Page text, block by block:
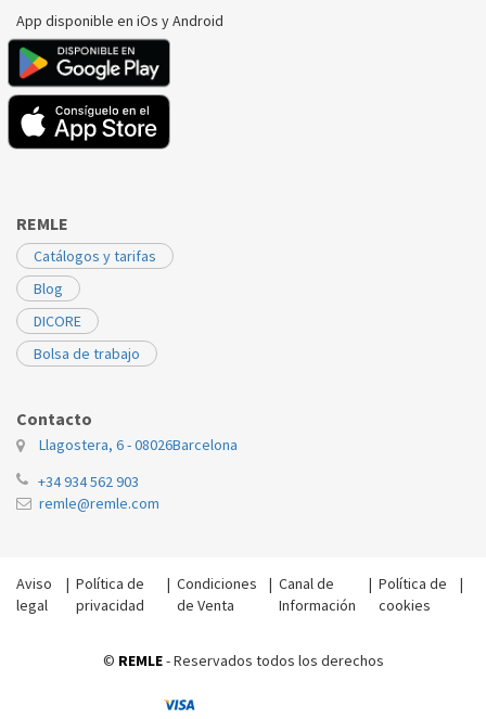
App disponible en iOs y Android
REMLE
Catálogos y tarifas
Blog
DICORE
Bolsa de trabajo
Contacto
Llagostera, 6 - 08026Barcelona
+34 934 562 903
remle@remle.com
Aviso
legal
| Política de
privacidad
|Condiciones
de Venta
|Canal de
Información
| Política de
cookies
|
© REMLE- Reservados todos los derechos